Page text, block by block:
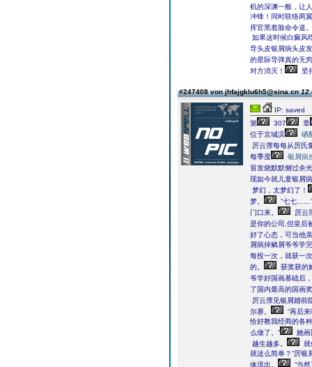
机的深渊一般，让
冲锋！同时联络两
挥官黑着脸命令道。
如果这时候白癜风
导头皮银屑病头皮
的星际导弹真的无
对方消灭！
坚
#247408 von jhfajgklu6h5@sina.cn
IP: saved
第
307
章
位于京城滨
硒
厉云霈每每从厉氏
每季度
银屑病
冒发烧默默侧过余
现如今就儿童银屑
梦幻，太梦幻了！
梦。
“七七
门口来。
厉云
是你的公司,但皇后
好了心态，可当他
屑病掉鳞屑爷爷学
每投一次，就获一
的。
获奖获的
爷学好国画基础后
了国内最高的国画
厉云霈见银屑婚
尔赛。
“再后来
恰好教我经商的各
么做了。”
她画
越生越多。
就
就这么简单？”厉银
体流出。
“当